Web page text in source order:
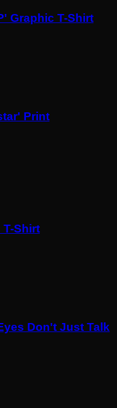
Graphic T-Shirt
Print
T-Shirt
Don't Just Talk